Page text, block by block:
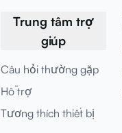
Trung tâm trợ
giúp
Câu hỏi thường gặp
Hỗ trợ
Tương thích thiết bị